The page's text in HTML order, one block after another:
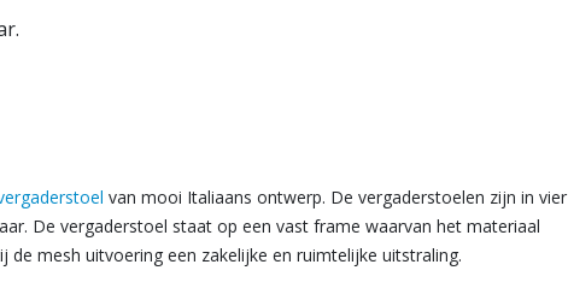
van mooi Italiaans ontwerp. De vergaderstoelen zijn in vier
De vergaderstoel staat op een vast frame waarvan het materiaal
mesh uitvoering een zakelijke en ruimtelijke uitstraling.